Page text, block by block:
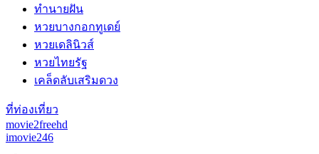
ทำนายฝัน
หวยบางกอกทูเดย์
หวยเดลินิวส์
หวยไทยรัฐ
เคล็ดลับเสริมดวง
ที่ท่องเที่ยว
movie2freehd
imovie246